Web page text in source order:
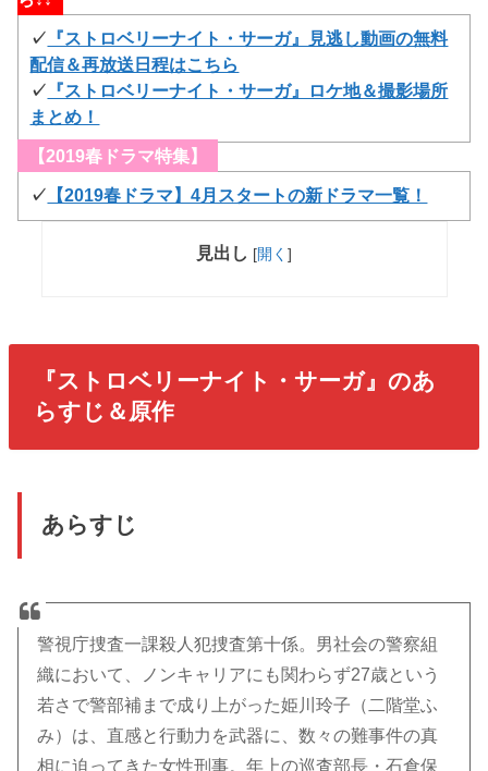
✓ 『ストロベリーナイト・サーガ』見逃し動画の無料
配信＆再放送日程はこちら
✓ 『ストロベリーナイト・サーガ』ロケ地＆撮影場所
まとめ！
【2019春ドラマ特集】
✓ 【2019春ドラマ】4月スタートの新ドラマ一覧！
見出し [開く ]
『ストロベリーナイト・サーガ』のあ
らすじ＆原作
あらすじ
警視庁捜査一課殺人犯捜査第十係。男社会の警察組
織において、ノンキャリアにも関わらず27歳という
若さで警部補まで成り上がった姫川玲子（二階堂ふ
み）は、直感と行動力を武器に、数々の難事件の真
相に迫ってきた女性刑事。年上の巡査部長・石倉保